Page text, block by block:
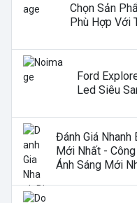
Chọn Sản
Phù Hợp Với
Ford
Led Siêu
Đánh Giá Nhanh
Mới Nhất -
Ánh Sáng Mới